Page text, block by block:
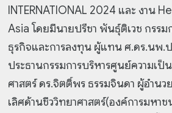
INTERNATIONAL 2024 และ งาน
Asia โดยมีนายปรีชา พันธุ์ติเวช กรร
ธุรกิจและการลงทุน ผู้แทน ศ.ดร.นพ.
ประธานกรรมการบริหารศูนย์ความเป็
ศาสตร์ ดร.จิตติ์พร ธรรมจินดา ผู้อำน
เลิศด้านชีววิทยาศาสตร์(องค์การมหา